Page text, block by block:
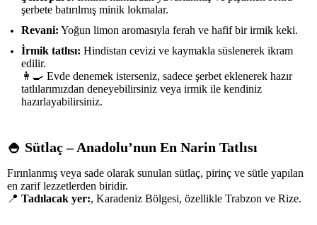
şerbete batırılmış minik lokmalar.
Revani: Yoğun limon aromasıyla ferah ve hafif bir irmik keki.
İrmik tatlısı: Hindistan cevizi ve kaymakla süslenerek ikram
edilir.
👩‍🍳 Evde denemek isterseniz, sadece şerbet eklenerek hazır
tatlılarımızdan deneyebilirsiniz veya irmik ile kendiniz
hazırlayabilirsiniz.
🍚 Sütlaç – Anadolu’nun En Narin Tatlısı
Fırınlanmış veya sade olarak sunulan sütlaç, pirinç ve sütle yapılan
en zarif lezzetlerden biridir.
📍 Tadılacak yer:, Karadeniz Bölgesi, özellikle Trabzon ve Rize.